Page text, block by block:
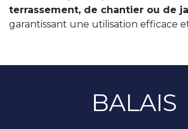
terrassement, de chantier ou de
garantissant une utilisation efficace
BALAIS